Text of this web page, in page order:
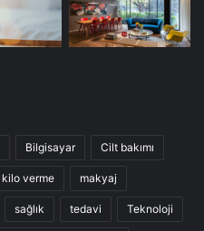
Bilgisayar Cilt bakımı
kilo verme makyaj
sağlık tedavi Teknoloji